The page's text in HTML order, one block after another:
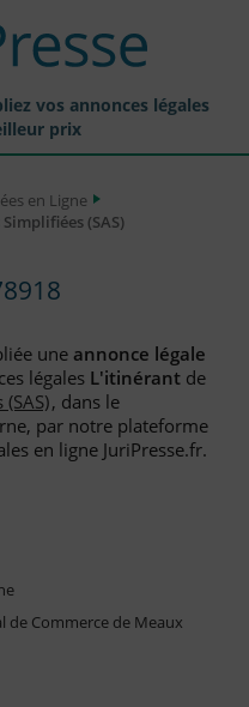
vos annonces légales
prix
Légales
en Ligne
(SAS)
une annonce légale
légales L'itinérantde
, dans le
par notre plateforme
en ligne JuriPresse.fr.
de Commerce de Meaux